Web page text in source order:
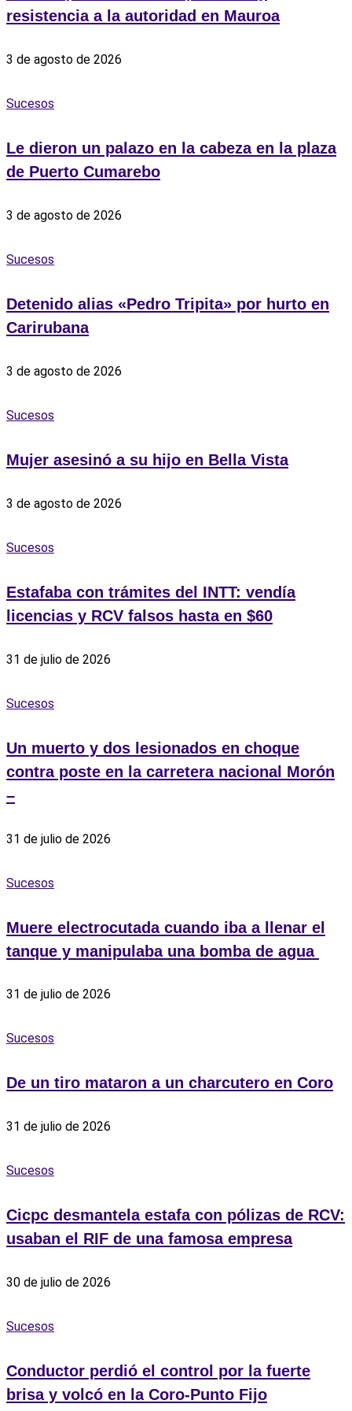
resistencia a la autoridad en Mauroa
3 de agosto de 2026
Sucesos
Le dieron un palazo en la cabeza en la plaza
de Puerto Cumarebo
3 de agosto de 2026
Sucesos
Detenido alias «Pedro Tripita» por hurto en
Carirubana
3 de agosto de 2026
Sucesos
‎Mujer asesinó a su hijo en Bella Vista
3 de agosto de 2026
Sucesos
Estafaba con trámites del INTT: vendía
licencias y RCV falsos hasta en $60
31 de julio de 2026
Sucesos
Un muerto y dos lesionados en choque
contra poste en la carretera nacional Morón
–
31 de julio de 2026
Sucesos
Muere electrocutada cuando iba a llenar el
tanque y manipulaba una bomba de agua ‎
31 de julio de 2026
Sucesos
De un tiro mataron a un charcutero en Coro
31 de julio de 2026
Sucesos
Cicpc desmantela estafa con pólizas de RCV:
usaban el RIF de una famosa empresa
30 de julio de 2026
Sucesos
Conductor perdió el control por la fuerte
brisa y volcó en la Coro-Punto Fijo